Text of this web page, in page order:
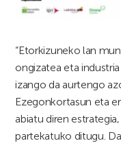
“Etorkizuneko lan
ongizatea eta
izango da aurtengo
Ezegonkortasun eta
abiatu diren
partekatuko ditugu.